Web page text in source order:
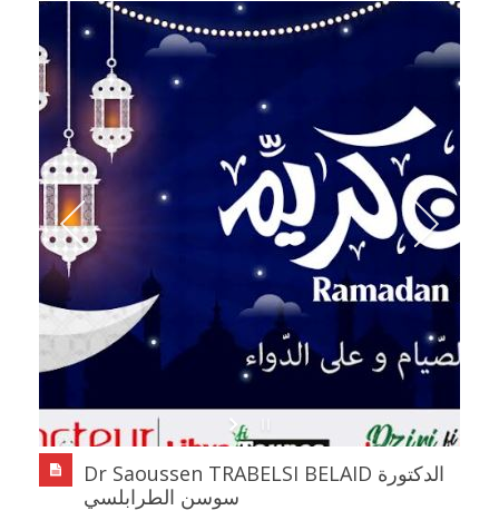
Dr Saoussen TRABELSI BELAID الدكتورة
سوسن الطرابلسي